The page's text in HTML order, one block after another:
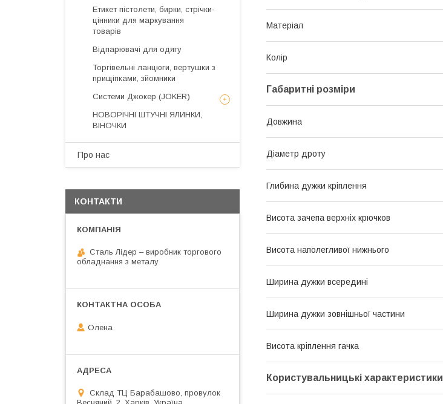
Матеріал
Колір
Габаритні розміри
Довжина
Діаметр дроту
Глибина дужки кріплення
Висота зачепа верхніх крючков
Висота наполегливої нижнього
Ширина дужки всередині
Ширина дужки зовнішньої частини
Висота кріплення гачка
Користувальницькі характеристики
Етикет пістолети, бирки, стрічки-
цінники для маркування
товарів
Відпарювачі для одягу
Торгівельні ланцюги, вертушки з
прищіпками, зйомники
Системи Джокер (JOKER)
НОВОРІЧНІ ШТУЧНІ ЯЛИНКИ,
ВІНОЧКИ
Про нас
КОНТАКТИ
Сталь Лідер – виробник торгового
обладнання з металу
Олена
Склад ТЦ Барабашово, провулок